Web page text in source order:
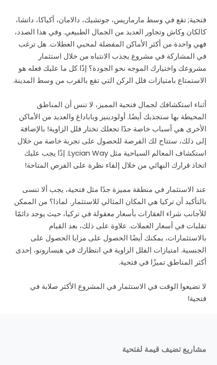
فتحية; تقع في وسط مارماريس، جوتشيك، دالامان، أكياكا، داتشا،
كالكان وكاش وتجاور العديد من الجمال الطبيعي. وفي هذا الصدد،
فهي واحدة من أكثر الأماكن المفضلة لمحبي العطلات. هل ترغب
في المشاركة في مشروع يجذب الانتباه من خلال استثمار
مشروعك واختيارك الموجه نحو الجودة؟ إذًا كل ما عليك فعله هو
الاستمتاع بامتيازات فلل الركن التي تقع بالقرب من وسط المدينة.
أثناء استكشافك لجمال فتحية المميز، لا تنس أن المناطق
المحيطة بها ستجذبك أيضًا. أولودينيز وباباداغ والعديد من الأماكن
الأخرى هي أسباب خاصة جدًا تجعلك تختار فلل الزاوية! بالإضافة
إلى ذلك، ستتاح لك الفرصة للحصول على تجربة خاصة من خلال
استكشاف المعالم السياحية مثل Lycian Way. إذًا يجب عليك
اتخاذ قرارك النهائي من خلال إلقاء نظرة على الفرص المتاحة!
عند الاستثمار في منطقة مميزة جدًا مثل فتحية، يجب ألا تنسى
بالتأكيد أن تركيا هي المكان المثالي للاستثمار. لماذا؟ من الممكن
للأجانب شراء العقارات بأسعار معقولة في تركيا، حيث يوجد دائمًا
تقلبات في أسعار العملات. علاوة على ذلك، بعد القيام
بالاستثمارات، يمكنك أيضًا الحصول على مزايا الحصول على
الجنسية. امتيازات الفلل الزاوية في انتظارك في هيسارونو، إحدى
أكثر المناطق تميزًا في فتحية.
لا تضيعوا الوقت في الاستثمار في المشروع الأكثر صلابة في
فتحية!
مشاريع تضيف قيمة لفتحية